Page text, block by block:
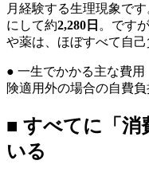
月経験する生理現象で
にして約2,280日 。です
や薬は、ほぼすべて自己
● 一生でかかる主な費
険適用外の場合の自費負
■ すべてに「消
いる